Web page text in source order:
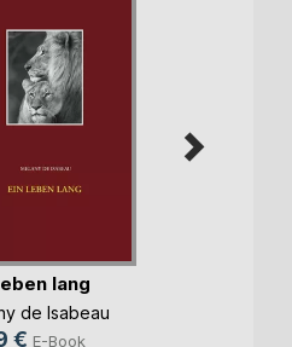
lang
de Isabeau
€ E-Book